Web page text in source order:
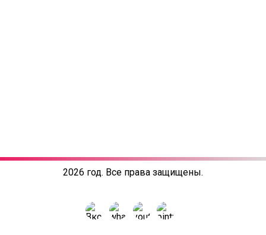
2026 год. Все права защищены.